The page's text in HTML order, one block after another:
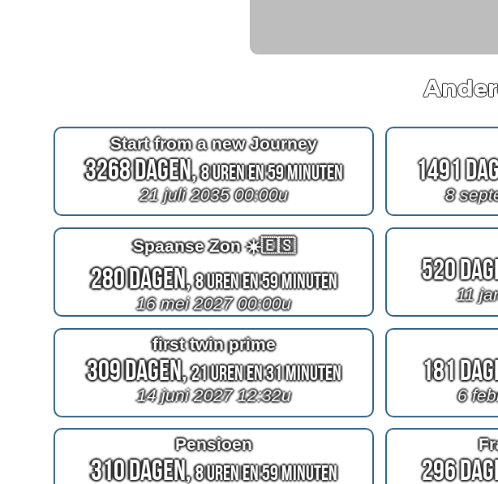
Start from a new Journey
3268 Dagen,8 Uren en 59 Minuten
21 juli 2035 00:00u
1491
8
Spaanse Zon ☀️🇪🇸
280 Dagen,8 Uren en 59 Minuten
16 mei 2027 00:00u
520
11
first twin prime
309 Dagen,21 Uren en 31 Minuten
14 juni 2027 12:32u
181
6
Pensioen
310 Dagen,8 Uren en 59 Minuten 296